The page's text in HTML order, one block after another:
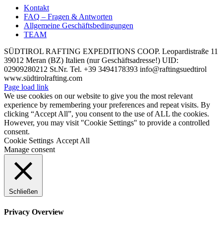
Kontakt
FAQ – Fragen & Antworten
Allgemeine Geschäftsbedingungen
TEAM
SÜDTIROL RAFTING EXPEDITIONS COOP. Leopardistraße 11
39012 Meran (BZ) Italien (nur Geschäftsadresse!) UID:
02909280212 St.Nr. Tel. +39 3494178393 info@raftingsuedtirol
www.südtirolrafting.com
Page load link
We use cookies on our website to give you the most relevant
experience by remembering your preferences and repeat visits. By
clicking “Accept All”, you consent to the use of ALL the cookies.
However, you may visit "Cookie Settings" to provide a controlled
consent.
Cookie Settings Accept All
Manage consent
Schließen
Privacy Overview